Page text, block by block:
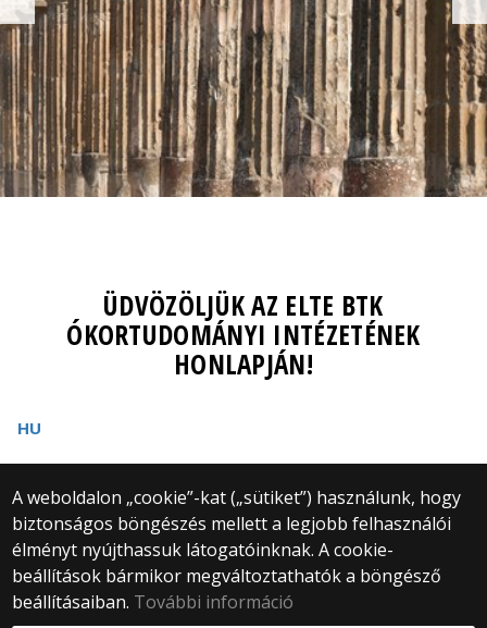
ÜDVÖZÖLJÜK AZ ELTE BTK
ÓKORTUDOMÁNYI INTÉZETÉNEK
HONLAPJÁN!
HU
A weboldalon „cookie”-kat („sütiket”) használunk, hogy
biztonságos böngészés mellett a legjobb felhasználói
élményt nyújthassuk látogatóinknak. A cookie-
beállítások bármikor megváltoztathatók a böngésző
beállításaiban. További információ
© 2025 Eötvös Loránd Tudományegyetem
Minden jog fenntartva.
1053 Budapest, Egyetem tér 1–3.
Központi telefonszám: +36 1 411 6500